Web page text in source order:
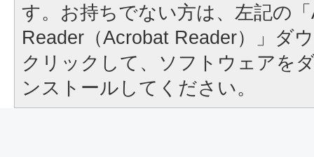
す。お持ちでない方は、左記の
Reader（Acrobat Reader）」ダ
クリックして、ソフトウェアを
ンストールしてください。